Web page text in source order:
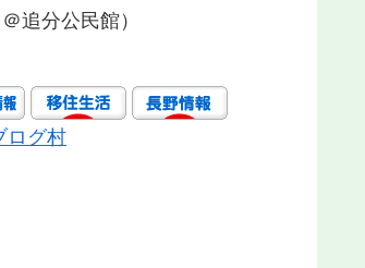
追分公民館）
ログ村